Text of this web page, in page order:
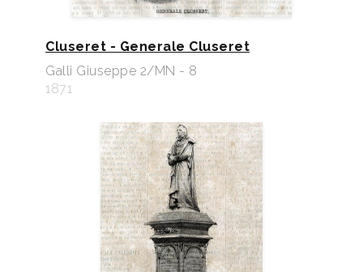
Cluseret - Generale Cluseret
Galli Giuseppe 2/MN - 8
1871